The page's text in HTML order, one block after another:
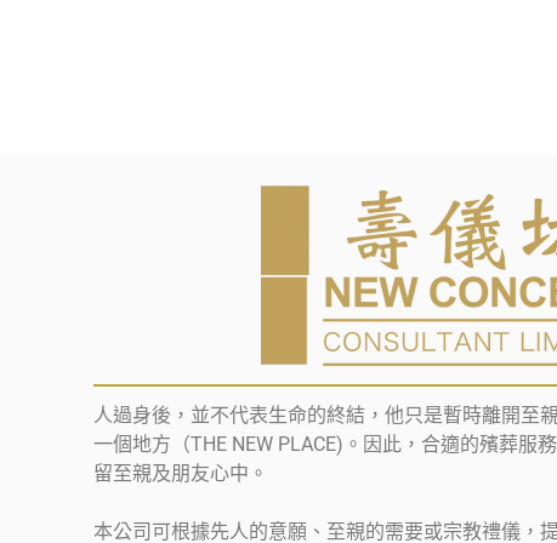
人過身後，並不代表生命的終結，他只是暫時離開至
一個地方（THE NEW PLACE)。因此，合適的殯葬服
留至親及朋友心中。
本公司可根據先人的意願、至親的需要或宗教禮儀，